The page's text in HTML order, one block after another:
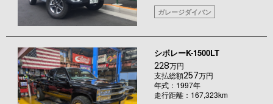
ガレージダイバン
シボレーK-1500LT
228万円
支払総額257万円
年式：1997年
走行距離：167,323km